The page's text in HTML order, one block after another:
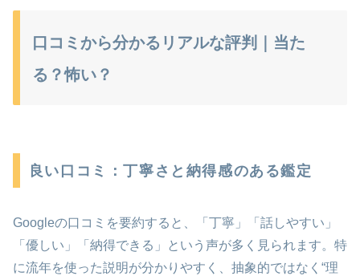
口コミから分かるリアルな評判｜当た
る？怖い？
良い口コミ：丁寧さと納得感のある鑑定
Googleの口コミを要約すると、「丁寧」「話しやすい」
「優しい」「納得できる」という声が多く見られます。特
に流年を使った説明が分かりやすく、抽象的ではなく“理